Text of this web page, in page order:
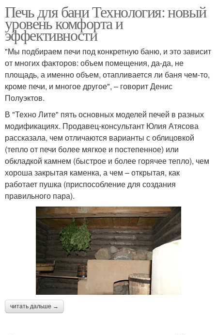
Печь для бани Технология: новый
уровень комфорта и
эффективности
"Мы подбираем печи под конкретную баню, и это зависит
от многих факторов: объем помещения, да-да, не
площадь, а именно объем, отапливается ли баня чем-то,
кроме печи, и многое другое", – говорит Денис
Полуэктов.
В "Техно Лите" пять основных моделей печей в разных
модификациях. Продавец-консультант Юлия Атясова
рассказала, чем отличаются варианты с облицовкой
(тепло от печи более мягкое и постепенное) или
обкладкой камнем (быстрое и более горячее тепло), чем
хороша закрытая каменка, а чем – открытая, как
работает пушка (приспособление для создания
правильного пара).
читать дальше →